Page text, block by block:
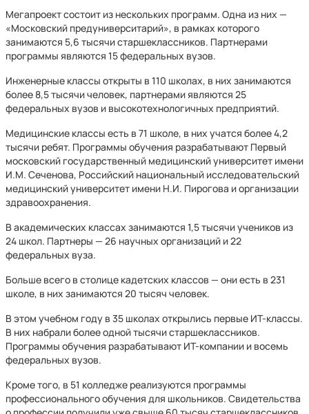
Мегапроект состоит из нескольких программ. Одна из них —
«Московский предуниверситарий», в рамках которого
занимаются 5,6 тысячи старшеклассников. Партнерами
программы являются 15 федеральных вузов.
Инженерные классы открыты в 110 школах, в них занимаются
более 8,5 тысячи человек, партнерами являются 25
федеральных вузов и высокотехнологичных предприятий.
Медицинские классы есть в 71 школе, в них учатся более 4,2
тысячи ребят. Программы обучения разрабатывают Первый
московский государственный медицинский университет имени
И.М. Сеченова, Российский национальный исследовательский
медицинский университет имени Н.И. Пирогова и организации
здравоохранения.
В академических классах занимаются 1,5 тысячи учеников из
24 школ. Партнеры — 26 научных организаций и 22
федеральных вуза.
Больше всего в столице кадетских классов — они есть в 231
школе, в них занимаются 20 тысяч человек.
В этом учебном году в 35 школах открылись первые ИT-классы.
В них набрали более одной тысячи старшеклассников.
Программы обучения разрабатывают ИT-компании и восемь
федеральных вузов.
Кроме того, в 51 колледже реализуются программы
профессионального обучения для школьников. Свидетельства